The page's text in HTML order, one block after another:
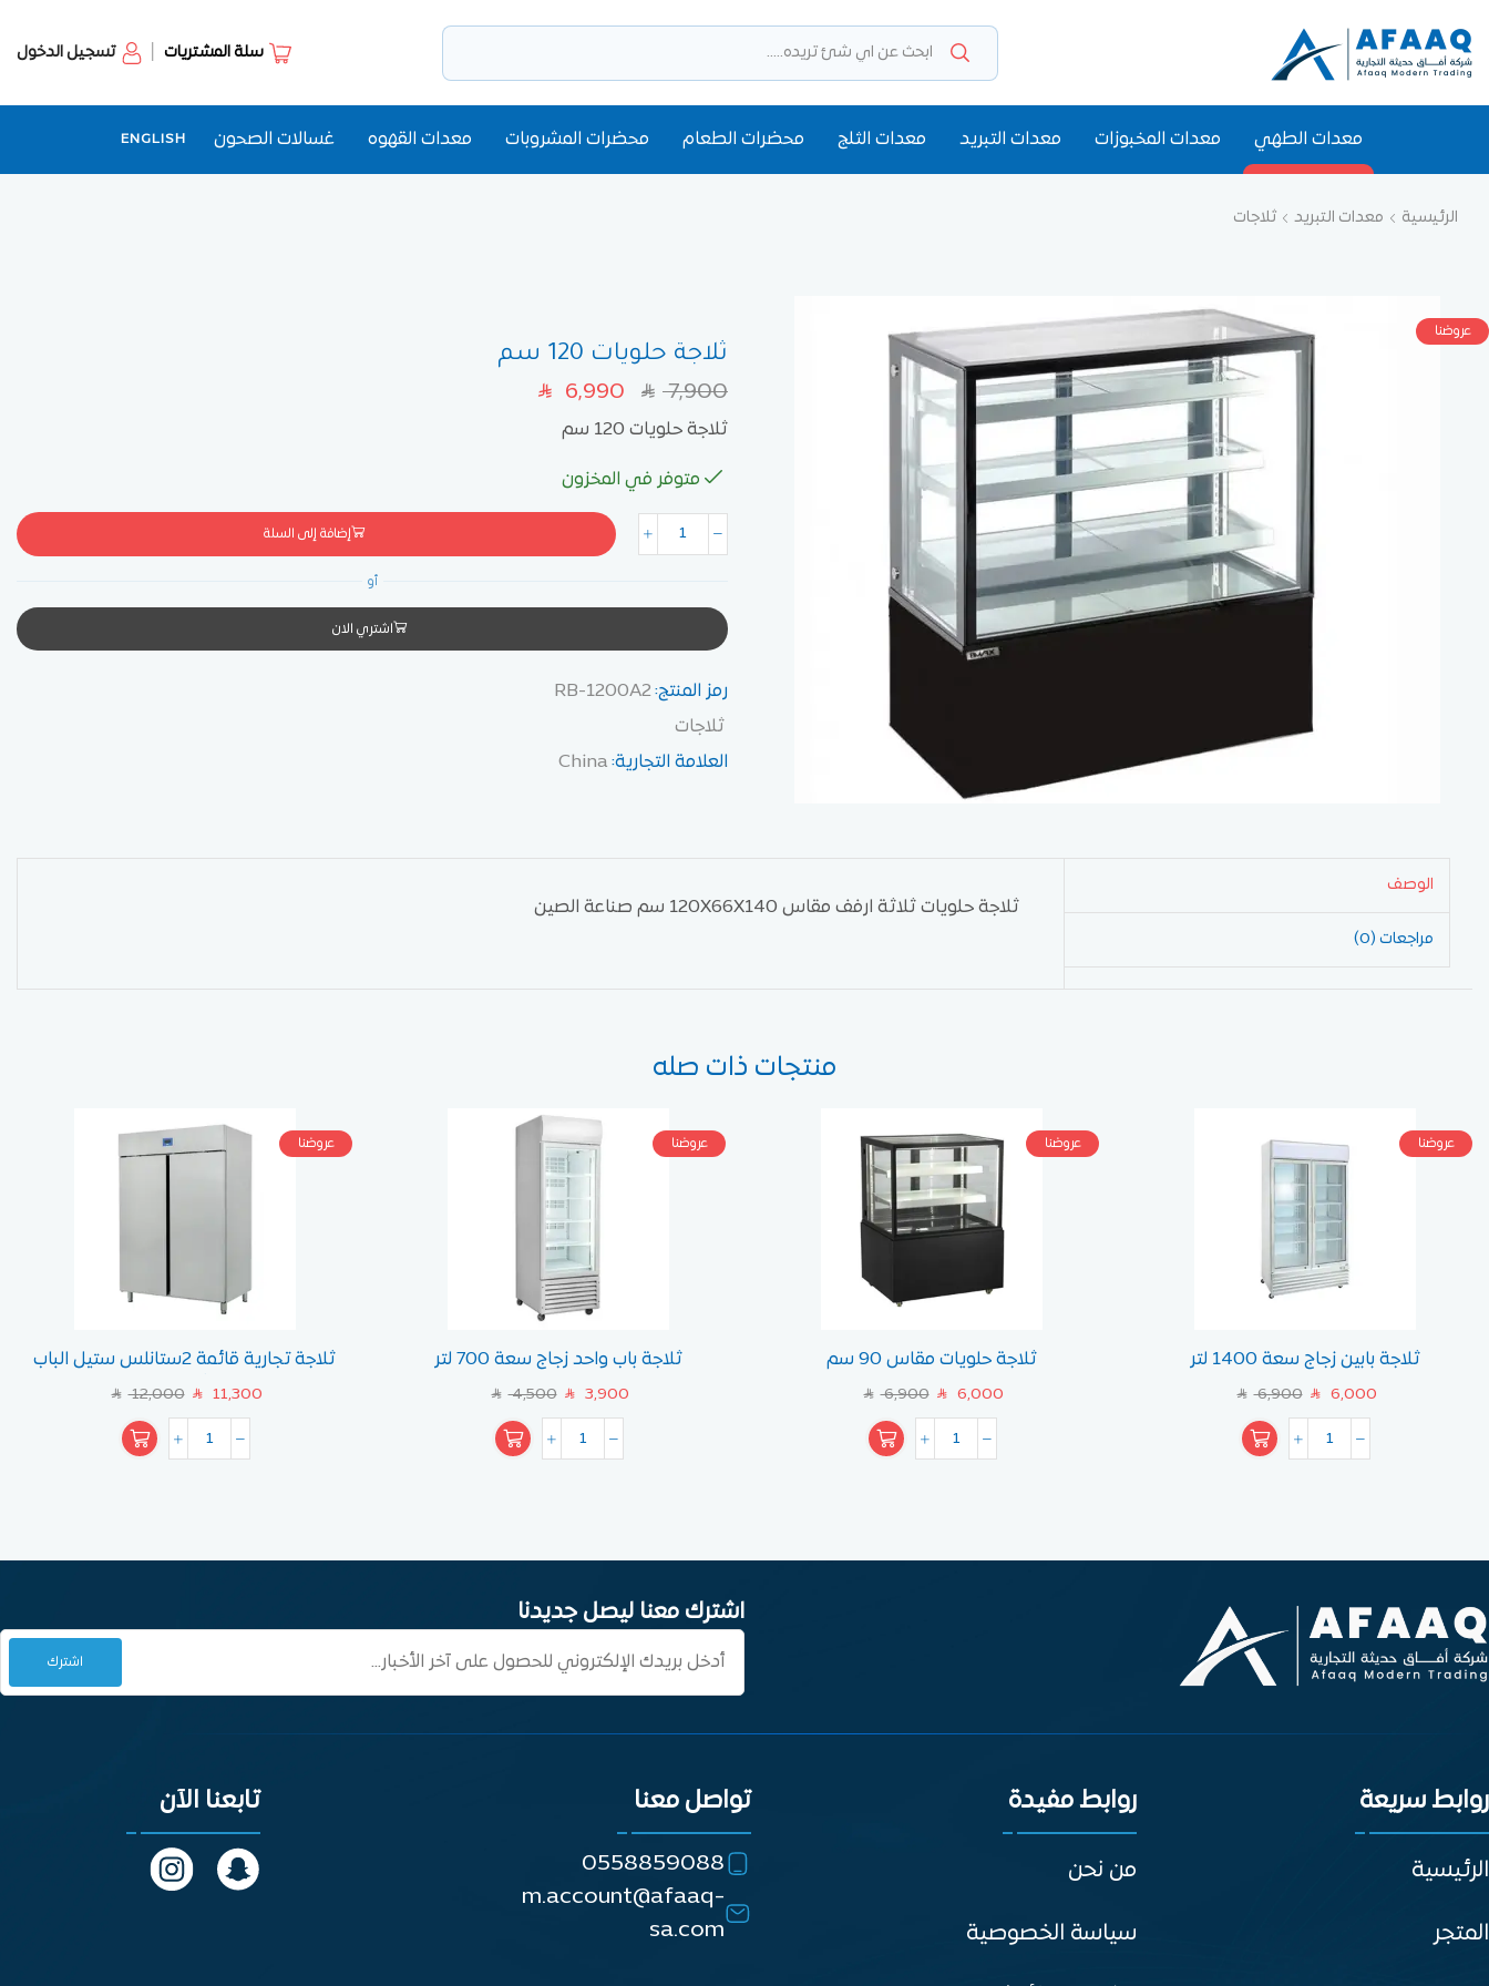
سلة المشتريات تسجيل الدخول
معدات الطهي معدات المخبوزات معدات التبريد معدات الثلج محضرات الطعام محضرات المشروبات معدات القهوه غسالات الصحون ENGLISH
الرئيسية معدات التبريد ثلاجات
عروضنا
ثلاجة حلويات 120 سم
SAR 7,900
SAR 6,990
ثلاجة حلويات 120 سم
متوفر في المخزون
إضافة إلى السلة
أو
اشتري الان
رمز المنتج:RB-1200A2
ثلاجات
العلامة التجارية: China
الوصف
مراجعات (0)
ثلاجة حلويات ثلاثة ارفف مقاس 120X66X140 سم صناعة الصين
منتجات ذات صله
عروضنا
ثلاجة بابين زجاج سعة 1400 لتر
SAR 6,900 SAR 6,000
عروضنا
ثلاجة حلويات مقاس 90 سم
SAR 6,900 SAR 6,000
عروضنا
ثلاجة باب واحد زجاج سعة 700 لتر
SAR 4,500 SAR 3,900
عروضنا
ثلاجة تجارية قائمة 2ستانلس ستيل الباب
أوزتي
SAR 12,000 SAR 11,300
اشترك معنا ليصل جديدنا
روابط سريعة
الرئيسية
المتجر
روابط مفيدة
من نحن
سياسة الخصوصية
تواصل معنا
0558859088
m.account@afaaq-
sa.com
تابعنا الآن